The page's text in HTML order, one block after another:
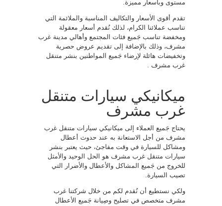
مستوى وبأسعار مميزة.
تقدم أقوى الأسعار والتكاليف المناسبة والملائمة التي
تناسب عملائنا الكرام، لذلك نُقدم أسعار معقولة
ومخفضة تناسب جَميع فئات المجتمع وأهالي مدينة غرب
مشرف، وذلك بالإضافة إلى تقديم عروض حصرية
وتخفيضات هائلة لإرضاء جَميع المواطنين بنشر متنقل
غرب مشرف .
ميكانيكي سيارات متنقل
غرب مشرف
يحتاج جَميع العملاء إلى ميكانيكي سيارات متنقل غرب
مشرف من أجل الاستعانة به عند حدوث أعطال
ومشاكل للسيارة في وقت مفاجئ، حيث يعتبر بنشر
سيارات متنقل غرب مشرف هو الحل الوحيد والأمثل
للخروج من جَميع المشاكل والأعطال والأضرار التي
تصيب السيارة.
ولكي نستطيع أن نُقدم لكم من خلال شركتنا غرب
مشرف متخصص في تصليح وصِيانة جَميع الأعطال